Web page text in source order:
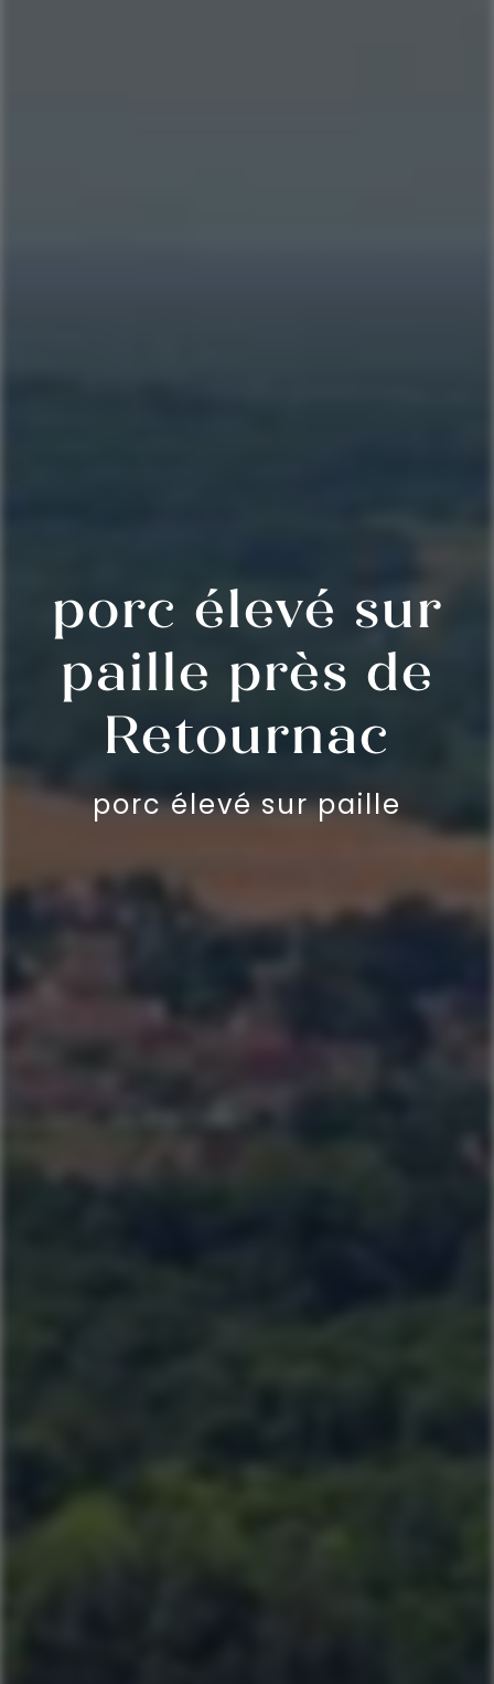
porc élevé sur
paille près de
Retournac
porc élevé sur paille